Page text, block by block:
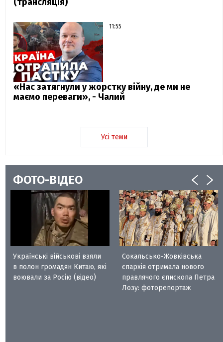
(трансляція)
11:55
«Нас затягнули у жорстку війну, де ми не
маємо переваги», - Чалий
Усі теми
ФОТО-ВІДЕО
Українські військові взяли
в полон громадян Китаю, які
воювали за Росію (відео)
Сокальсько-Жовківська
єпархія отримала нового
правлячого єпископа Петра
Лозу: фоторепортаж